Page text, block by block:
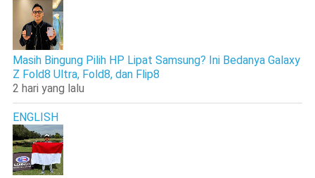
Masih Bingung Pilih HP Lipat Samsung? Ini Bedanya Galaxy
Z Fold8 Ultra, Fold8, dan Flip8
2 hari yang lalu
ENGLISH